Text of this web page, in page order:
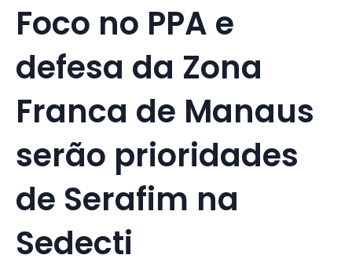
Foco no PPA e
defesa da Zona
Franca de Manaus
serão prioridades
de Serafim na
Sedecti